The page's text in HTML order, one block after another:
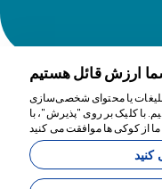
ارزش قائل هستیم
تبلیغات یا محتوای شخصی‌سازی
با کلیک بر روی "پذیرش"، با
ما برای کمک اینجاییم